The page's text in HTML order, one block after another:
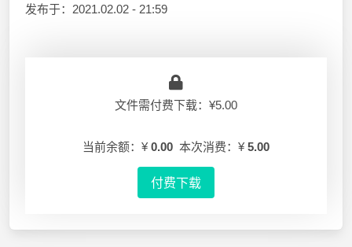
发布于： 2021.02.02 - 21:59
文件需付费下载：¥5.00
当前余额：¥ 0.00 本次消费：¥ 5.00
付费下载